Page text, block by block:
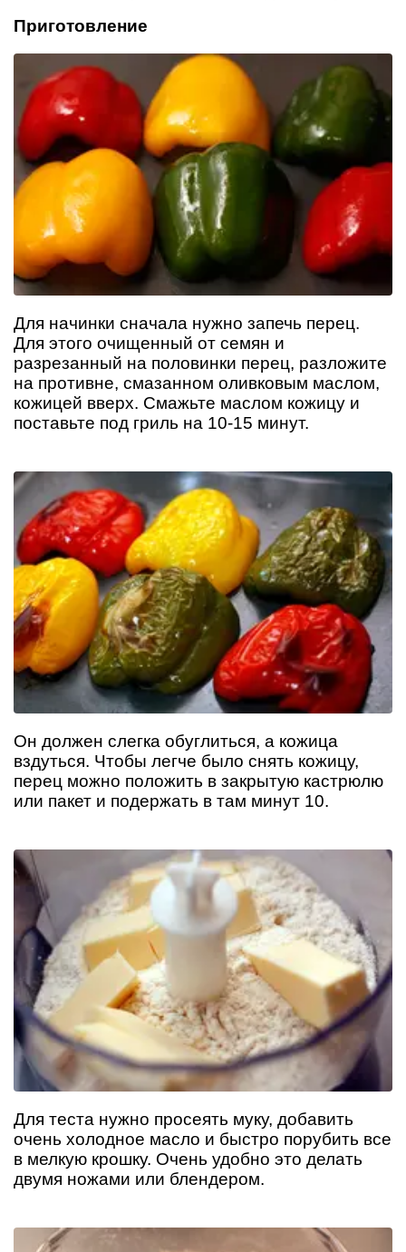
Приготовление
Для начинки сначала нужно запечь перец.
Для этого очищенный от семян и
разрезанный на половинки перец, разложите
на противне, смазанном оливковым маслом,
кожицей вверх. Смажьте маслом кожицу и
поставьте под гриль на 10-15 минут.
Он должен слегка обуглиться, а кожица
вздуться. Чтобы легче было снять кожицу,
перец можно положить в закрытую кастрюлю
или пакет и подержать в там минут 10.
Для теста нужно просеять муку, добавить
очень холодное масло и быстро порубить все
в мелкую крошку. Очень удобно это делать
двумя ножами или блендером.